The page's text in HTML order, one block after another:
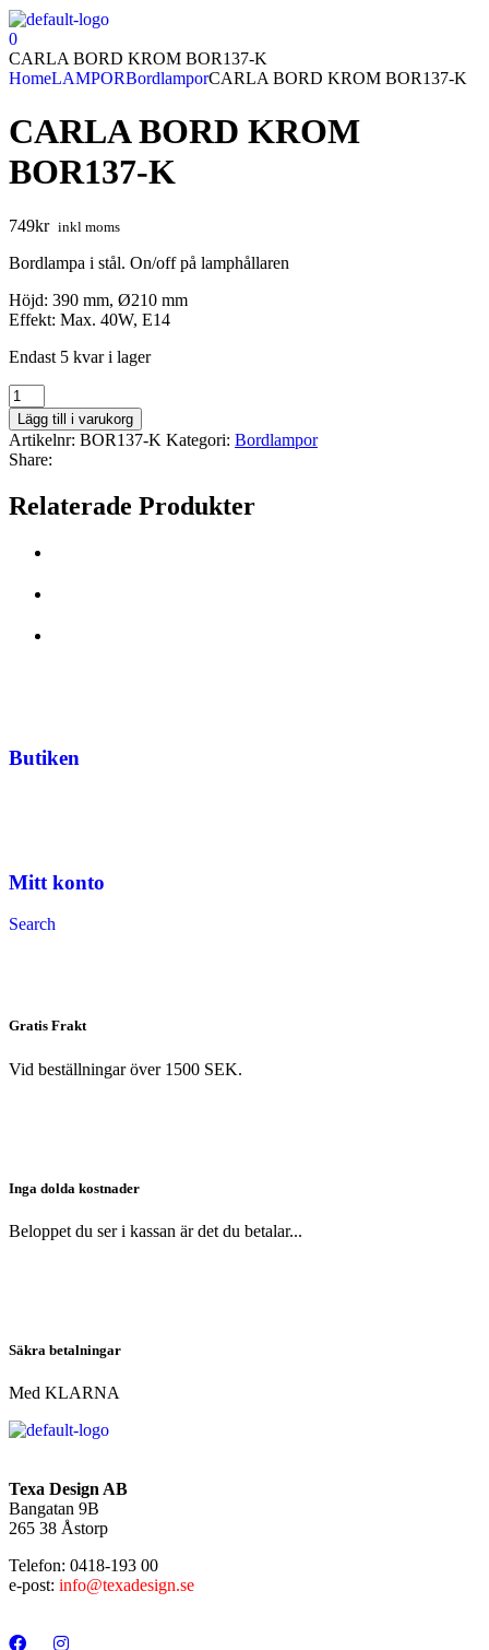
0
CARLA BORD KROM BOR137-K
HomeLAMPORBordlamporCARLA BORD KROM BOR137-K
CARLA BORD KROM
BOR137-K
749kr inkl moms
Bordlampa i stål. On/off på lamphållaren
Höjd: 390 mm, Ø210 mm
Effekt: Max. 40W, E14
Endast 5 kvar i lager
Lägg till i varukorg
Artikelnr: BOR137-K Kategori: Bordlampor
Share:
Relaterade Produkter
Butiken
Mitt konto
Search
Gratis Frakt
Vid beställningar över 1500 SEK.
Inga dolda kostnader
Beloppet du ser i kassan är det du betalar...
Säkra betalningar
Med KLARNA
Texa Design AB
Bangatan 9B
265 38 Åstorp
Telefon: 0418-193 00
e-post: info@texadesign.se